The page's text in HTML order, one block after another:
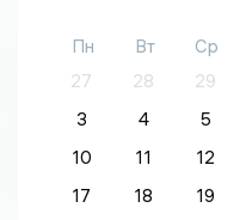
Пн Вт Ср
27
28 29
3
4 5
10
11 12
17
18 19